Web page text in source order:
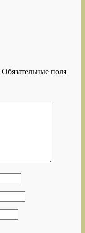
Обязательные поля